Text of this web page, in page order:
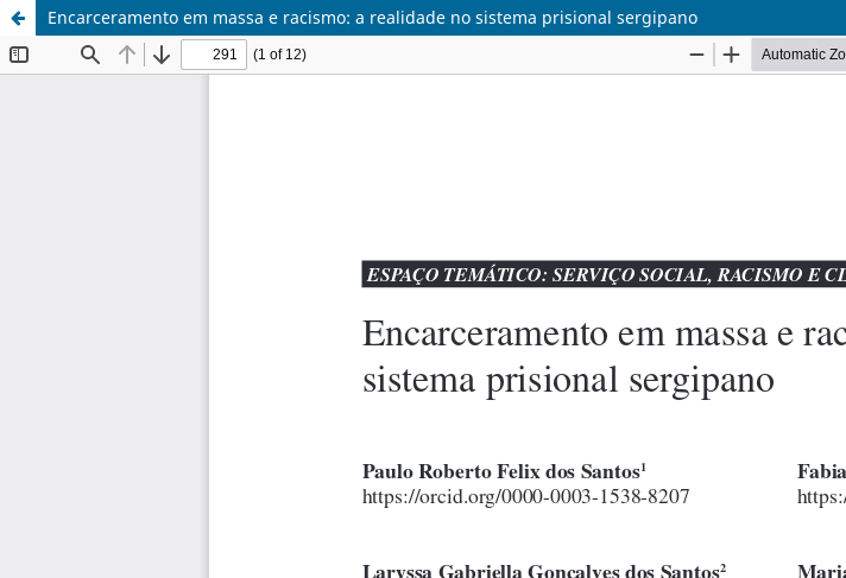
Encarceramento em massa e racismo: a realidade no sistema prisional sergipano